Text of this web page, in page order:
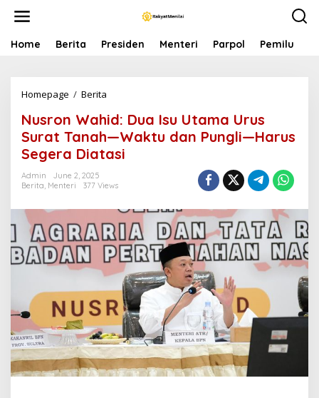
Home Berita Presiden Menteri Parpol Pemilu
Homepage / Berita
s
n
a
i
d
:
D
u
a
s
u
U
t
a
m
a
Nusron Wahid: Dua Isu Utama Urus
Surat Tanah—Waktu dan Pungli—Harus
Segera Diatasi
Admin
June 2, 2025
Berita, Menteri 377 Views